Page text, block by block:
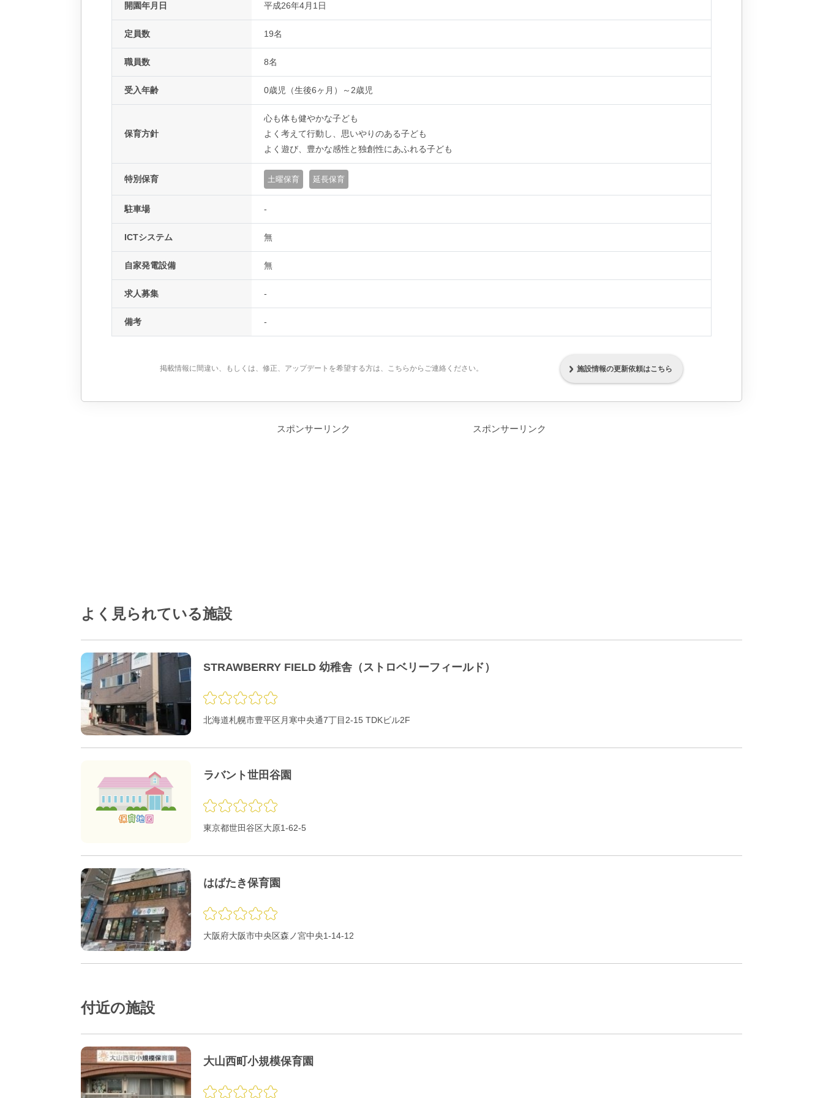
開園年月日 平成26年4月1日
定員数 19名
職員数 8名
受入年齢 0歳児（生後6ヶ月）～2歳児
保育方針
心も体も健やかな子ども
よく考えて行動し、思いやりのある子ども
よく遊び、豊かな感性と独創性にあふれる子ども
特別保育 土曜保育 延長保育
駐車場 -
ICTシステム 無
自家発電設備 無
求人募集 -
備考 -
掲載情報に間違い、もしくは、修正、アップデートを希望する方は、こちらからご連絡ください。 施設情報の更新依頼はこちら
スポンサーリンク スポンサーリンク
よく見られている施設
STRAWBERRY FIELD 幼稚舎（ストロベリーフィールド）
北海道札幌市豊平区月寒中央通7丁目2-15 TDKビル2F
ラバント世田谷園
東京都世田谷区大原1-62-5
はばたき保育園
大阪府大阪市中央区森ノ宮中央1-14-12
付近の施設
大山西町小規模保育園